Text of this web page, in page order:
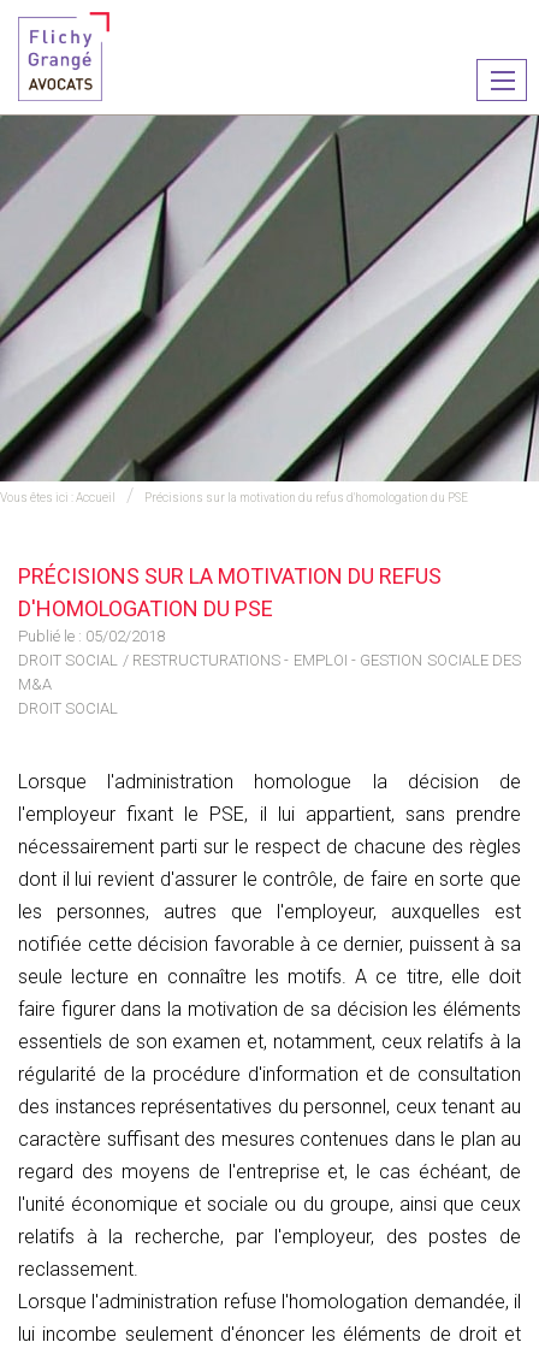
le
Vous êtes ici :Accueil Précisions sur la motivation du refus d'homologation du PSE
PRÉCISIONS SUR LA MOTIVATION DU REFUS
D'HOMOLOGATION DU PSE
Publié le : 05/02/2018
DROIT SOCIAL / RESTRUCTURATIONS - EMPLOI - GESTION SOCIALE DES
M&A
DROIT SOCIAL
Lorsque l'administration homologue la décision de
l'employeur fixant le PSE, il lui appartient, sans prendre
nécessairement parti sur le respect de chacune des règles
dont il lui revient d'assurer le contrôle, de faire en sorte que
les personnes, autres que l'employeur, auxquelles est
notifiée cette décision favorable à ce dernier, puissent à sa
seule lecture en connaître les motifs. A ce titre, elle doit
faire figurer dans la motivation de sa décision les éléments
essentiels de son examen et, notamment, ceux relatifs à la
régularité de la procédure d'information et de consultation
des instances représentatives du personnel, ceux tenant au
caractère suffisant des mesures contenues dans le plan au
regard des moyens de l'entreprise et, le cas échéant, de
l'unité économique et sociale ou du groupe, ainsi que ceux
relatifs à la recherche, par l'employeur, des postes de
reclassement.
Lorsque l'administration refuse l'homologation demandée, il
lui incombe seulement d'énoncer les éléments de droit et